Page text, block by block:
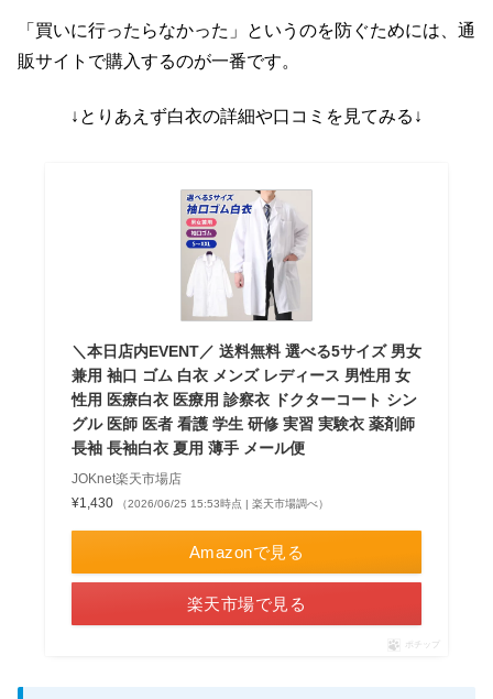
「買いに行ったらなかった」というのを防ぐためには、通
販サイトで購入するのが一番です。
↓とりあえず白衣の詳細や口コミを見てみる↓
＼本日店内EVENT／ 送料無料 選べる5サイズ 男女
兼用 袖口 ゴム 白衣 メンズ レディース 男性用 女
性用 医療白衣 医療用 診察衣 ドクターコート シン
グル 医師 医者 看護 学生 研修 実習 実験衣 薬剤師
長袖 長袖白衣 夏用 薄手 メール便
JOKnet楽天市場店
¥1,430
（2026/06/25 15:53時点 | 楽天市場調べ）
Amazonで見る
楽天市場で見る
ポチップ